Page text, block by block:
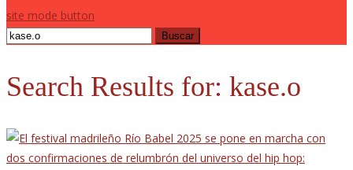
site mode button
Buscar:
Search Results for: kase.o